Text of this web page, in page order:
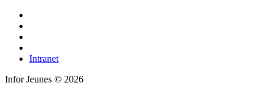
Intranet
Infor Jeunes © 2026